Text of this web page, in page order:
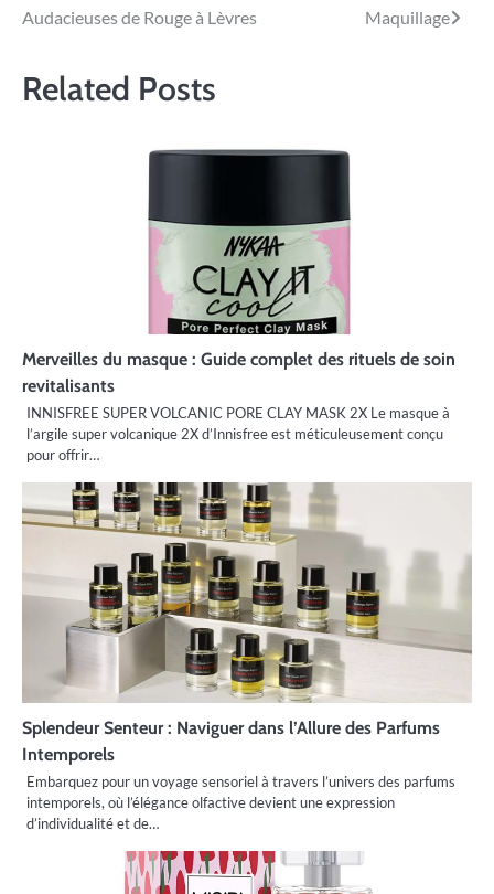
l’article
Audacieuses de Rouge à Lèvres
Maquillage
Related Posts
Merveilles du masque : Guide complet des rituels de soin
revitalisants
INNISFREE SUPER VOLCANIC PORE CLAY MASK 2X Le masque à
l’argile super volcanique 2X d’Innisfree est méticuleusement conçu
pour offrir…
Splendeur Senteur : Naviguer dans l’Allure des Parfums
Intemporels
Embarquez pour un voyage sensoriel à travers l’univers des parfums
intemporels, où l’élégance olfactive devient une expression
d’individualité et de…